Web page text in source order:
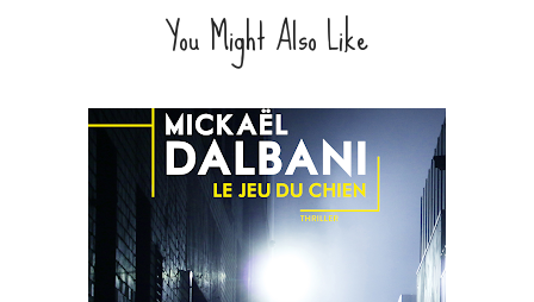
You Might Also Like